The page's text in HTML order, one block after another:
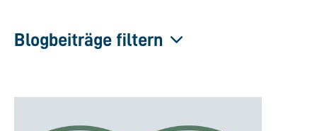
Blogbeiträge filtern